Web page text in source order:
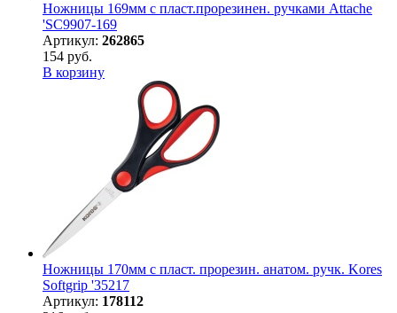
Ножницы 169мм с пласт.прорезинен. ручками Attache
'SC9907-169
Артикул: 262865
154 руб.
В корзину
Ножницы 170мм с пласт. прорезин. анатом. ручк. Kores
Softgrip '35217
Артикул: 178112